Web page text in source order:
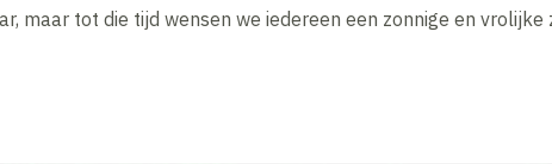
maar tot die tijd wensen we iedereen een zonnige en